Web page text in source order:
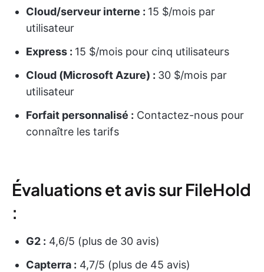
Cloud/serveur interne : 15 $/mois par
utilisateur
Express : 15 $/mois pour cinq utilisateurs
Cloud (Microsoft Azure) : 30 $/mois par
utilisateur
Forfait personnalisé : Contactez-nous pour
connaître les tarifs
Évaluations et avis sur FileHold
:
G2 : 4,6/5 (plus de 30 avis)
Capterra : 4,7/5 (plus de 45 avis)